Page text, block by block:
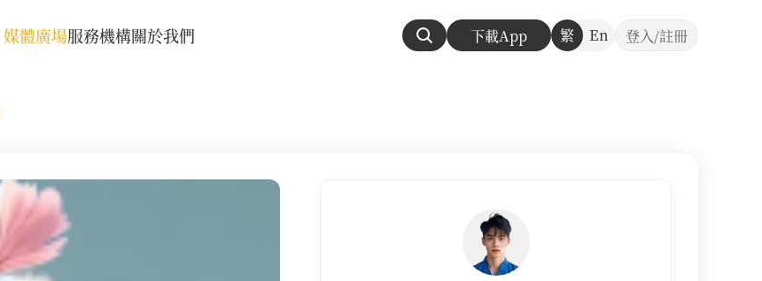
媒體廣場服務機構關於我們 下載App 繁 En 登入/註冊